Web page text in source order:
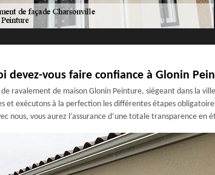
devez-vous faire confiance à Glonin
de ravalement de maison Glonin Peinture, siégeant dans la
et exécutons à la perfection les différentes étapes
nous, vous aurez l’assurance d’une totale transparence